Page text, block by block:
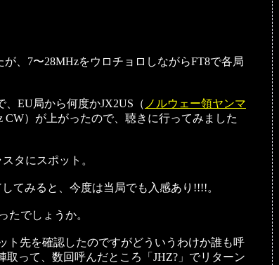
、7〜28MHzをウロチョロしながらFT8で各局
EU局から何度かJX2US（ ノルウェー領ヤンマ
CW）が上がったので、聴きに行ってみました
タにスポット。
てみると、今度は当局でも入感あり!!!!。
たでしょうか。
ト先を確認したのですがどういうわけか誰も呼
取って、数回呼んだところ「JHZ?」でリターン